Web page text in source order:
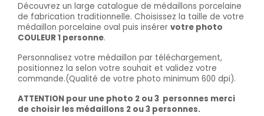
Découvrez un large catalogue de médaillons porcelaine
de fabrication traditionnelle. Choisissez la taille de votre
médaillon porcelaine oval puis insérer votre photo
COULEUR 1 personne.
Personnalisez votre médaillon par téléchargement,
positionnez la selon votre souhait et validez votre
commande.(Qualité de votre photo minimum 600 dpi).
ATTENTION pour une photo 2 ou 3 personnes merci
de choisir les médaillons 2 ou 3 personnes.